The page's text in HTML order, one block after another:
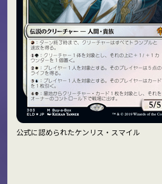
公式に認められたケンリス・スマイル